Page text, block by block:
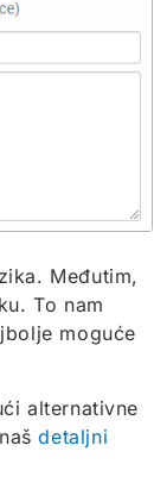
Međutim,
To nam
moguće
alternativne
detaljni